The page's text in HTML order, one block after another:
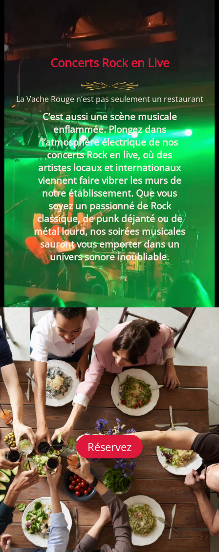
Concerts Rock en Live
La Vache Rouge n’est pas seulement un restaurant
C’est aussi une scène musicale
enflammée. Plongez dans
l’atmosphère électrique de nos
concerts Rock en live, où des
artistes locaux et internationaux
viennent faire vibrer les murs de
notre établissement. Que vous
soyez un passionné de Rock
classique, de punk déjanté ou de
métal lourd, nos soirées musicales
sauront vous emporter dans un
univers sonore inoubliable.
Réservez